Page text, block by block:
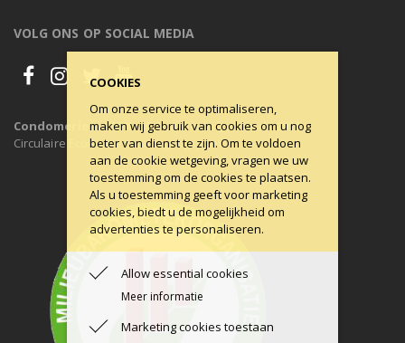
VOLG ONS OP SOCIAL MEDIA
Condomerie is 100% CO2-neutraal, al sinds 2011
Circulaire Economie ons uitgangspunt.
COOKIES
Om onze service te optimaliseren,
maken wij gebruik van cookies om u nog
beter van dienst te zijn. Om te voldoen
aan de cookie wetgeving, vragen we uw
toestemming om de cookies te plaatsen.
Als u toestemming geeft voor marketing
cookies, biedt u de mogelijkheid om
advertenties te personaliseren.
Allow essential cookies
Meer informatie
Marketing cookies toestaan